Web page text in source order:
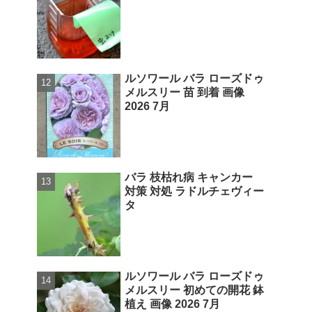
ルソワール バラ ローズドゥ
メルスリー 苗 到着 画像
2026 7月
バラ 枝枯れ病 キャンカー
対策 対処 ラドルチェヴィー
タ
ルソワール バラ ローズドゥ
メルスリー 初めての開花 鉢
植え 画像 2026 7月